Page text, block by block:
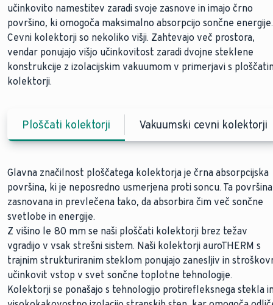
učinkovito namestitev zaradi svoje zasnove in imajo črno
površino, ki omogoča maksimalno absorpcijo sončne energije.
Cevni kolektorji so nekoliko višji. Zahtevajo več prostora,
vendar ponujajo višjo učinkovitost zaradi dvojne steklene
konstrukcije z izolacijskim vakuumom v primerjavi s
kolektorji.
Ploščati kolektorji Vakuumski cevni kolektorji
Glavna značilnost ploščatega kolektorja je črna absorpcijska
površina, ki je neposredno usmerjena proti soncu. Ta
zasnovana in prevlečena tako, da absorbira čim več sončne
svetlobe in energije.
Z višino le 80 mm se naši ploščati kolektorji brez težav
vgradijo v vsak strešni sistem. Naši kolektorji auroTHERM s
trajnim strukturiranim steklom ponujajo zanesljiv in
učinkovit vstop v svet sončne toplotne tehnologije.
Kolektorji se ponašajo s tehnologijo protirefleksnega stekla
Cevi kolektorji delujejo še bolj učinkovito kot ploščati
kolektorji. Za razliko od ploščatih kolektorjev izkoriščajo
toplotno izolacijo vakuuma. Vakuum v zunanji komori dvojno
steklene konstrukcije praktično odpravlja toplotne izgube.
Keramično prevlečeno ogledalo odbija tudi najmanjši sončni
žarek, ne glede na kot padanja svetlobe.
Naši cevni kolektorjizagotavljajo najvišji izkoristek sončne
energije tudi ob oblačnem vremenu. Zaradi visoke
lahko naše cevne kolektorje uporabljate tudi, če imate